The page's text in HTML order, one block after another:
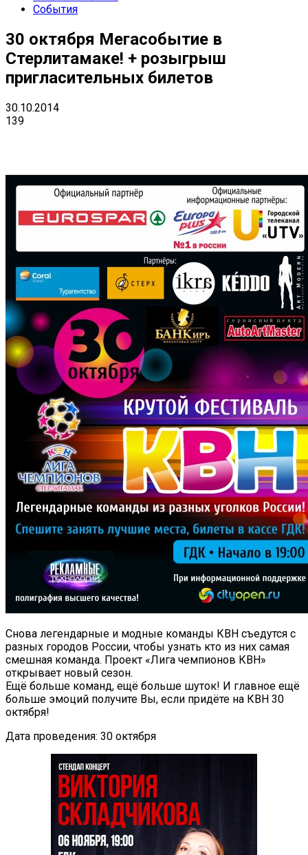
События
30 октября Мегасобытие в
Стерлитамаке! + розыгрыш
пригласительных билетов
30.10.2014
139
Снова легендарные и модные команды КВН съедутся с
разных городов России, чтобы узнать кто из них самая
смешная команда. Проект «Лига чемпионов КВН»
открывает новый сезон.
Ещё больше команд, ещё больше шуток! И главное ещё
больше эмоций получите Вы, если придёте на КВН 30
октября!
Дата проведения: 30 октября